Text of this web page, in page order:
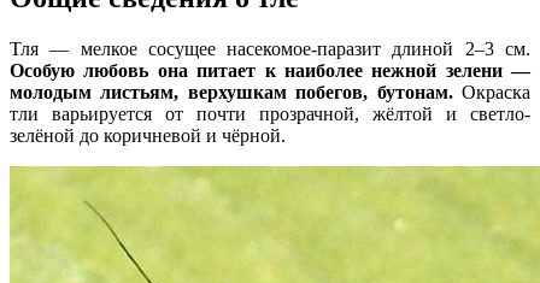
Тля — мелкое сосущее насекомое-паразит длиной 2–3 см.
Особую любовь она питает к наиболее нежной зелени —
молодым листьям, верхушкам побегов, бутонам.Окраска
тли варьируется от почти прозрачной, жёлтой и светло-
зелёной до коричневой и чёрной.